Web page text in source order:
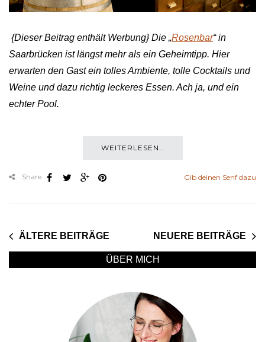
{Dieser Beitrag enthält Werbung} Die „Rosenbar“ in
Saarbrücken ist längst mehr als ein Geheimtipp. Hier
erwarten den Gast ein tolles Ambiente, tolle Cocktails und
Weine und dazu richtig leckeres Essen. Ach ja, und ein
echter Pool.
WEITERLESEN…
Gib deinen Senf dazu
Share
ÄLTERE BEITRÄGE NEUERE BEITRÄGE
ÜBER MICH